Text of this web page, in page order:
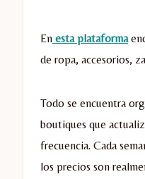
En esta plataforma
de ropa, accesorios,
Todo se encuentra
boutiques que
frecuencia. Cada
los precios son